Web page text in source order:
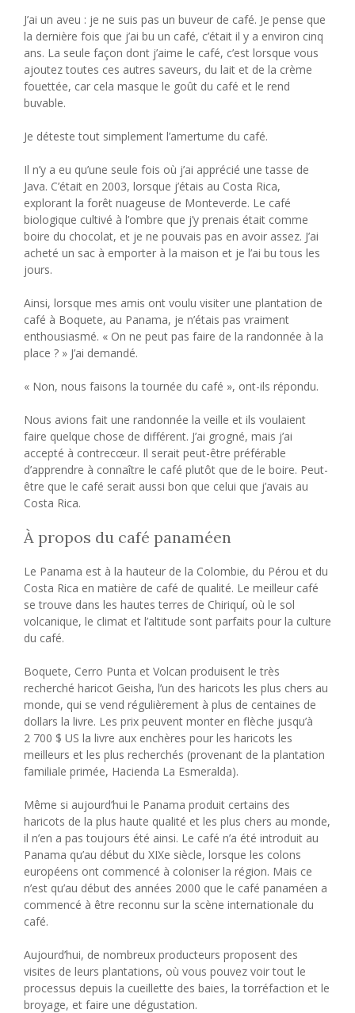
J’ai un aveu : je ne suis pas un buveur de café. Je pense que
la dernière fois que j’ai bu un café, c’était il y a environ cinq
ans. La seule façon dont j’aime le café, c’est lorsque vous
ajoutez toutes ces autres saveurs, du lait et de la crème
fouettée, car cela masque le goût du café et le rend
buvable.
Je déteste tout simplement l’amertume du café.
Il n’y a eu qu’une seule fois où j’ai apprécié une tasse de
Java. C’était en 2003, lorsque j’étais au Costa Rica,
explorant la forêt nuageuse de Monteverde. Le café
biologique cultivé à l’ombre que j’y prenais était comme
boire du chocolat, et je ne pouvais pas en avoir assez. J’ai
acheté un sac à emporter à la maison et je l’ai bu tous les
jours.
Ainsi, lorsque mes amis ont voulu visiter une plantation de
café à Boquete, au Panama, je n’étais pas vraiment
enthousiasmé. « On ne peut pas faire de la randonnée à la
place ? » J’ai demandé.
« Non, nous faisons la tournée du café », ont-ils répondu.
Nous avions fait une randonnée la veille et ils voulaient
faire quelque chose de différent. J’ai grogné, mais j’ai
accepté à contrecœur. Il serait peut-être préférable
d’apprendre à connaître le café plutôt que de le boire. Peut-
être que le café serait aussi bon que celui que j’avais au
Costa Rica.
À propos du café panaméen
Le Panama est à la hauteur de la Colombie, du Pérou et du
Costa Rica en matière de café de qualité. Le meilleur café
se trouve dans les hautes terres de Chiriquí, où le sol
volcanique, le climat et l’altitude sont parfaits pour la culture
du café.
Boquete, Cerro Punta et Volcan produisent le très
recherché haricot Geisha, l’un des haricots les plus chers au
monde, qui se vend régulièrement à plus de centaines de
dollars la livre. Les prix peuvent monter en flèche jusqu’à
2 700 $ US la livre aux enchères pour les haricots les
meilleurs et les plus recherchés (provenant de la plantation
familiale primée, Hacienda La Esmeralda).
Même si aujourd’hui le Panama produit certains des
haricots de la plus haute qualité et les plus chers au monde,
il n’en a pas toujours été ainsi. Le café n’a été introduit au
Panama qu’au début du XIXe siècle, lorsque les colons
européens ont commencé à coloniser la région. Mais ce
n’est qu’au début des années 2000 que le café panaméen a
commencé à être reconnu sur la scène internationale du
café.
Aujourd’hui, de nombreux producteurs proposent des
visites de leurs plantations, où vous pouvez voir tout le
processus depuis la cueillette des baies, la torréfaction et le
broyage, et faire une dégustation.